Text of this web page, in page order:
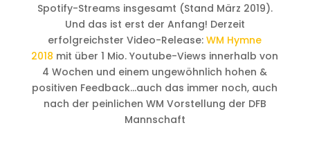
Spotify-Streams insgesamt (Stand März 2019).
Und das ist erst der Anfang! Derzeit
erfolgreichster Video-Release:WM Hymne
2018 mit über 1 Mio. Youtube-Views innerhalb von
4 Wochen und einem ungewöhnlich hohen &
positiven Feedback…auch das immer noch, auch
nach der peinlichen WM Vorstellung der DFB
Mannschaft